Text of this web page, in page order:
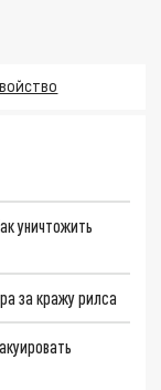
уничтожить
за кражу рилса